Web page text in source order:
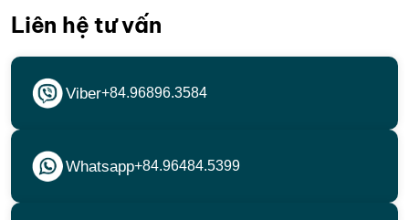
Liên hệ tư vấn
Viber+84.96896.3584
Whatsapp+84.96484.5399